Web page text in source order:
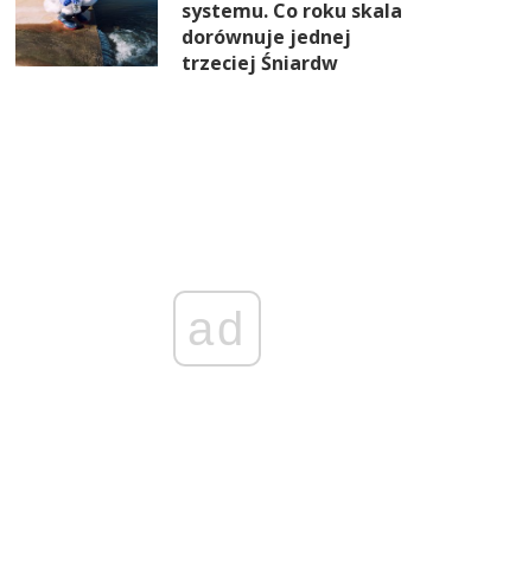
Gastronomia z miliardowym
systemu. Co roku skala
dorównuje jednej
trzeciej Śniardw
ad